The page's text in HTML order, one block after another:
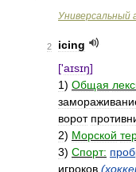
Универсальный
2
icing
['aɪsɪŋ]
1) Общая
ворот
2) Морской
3) Спорт:
игроков (